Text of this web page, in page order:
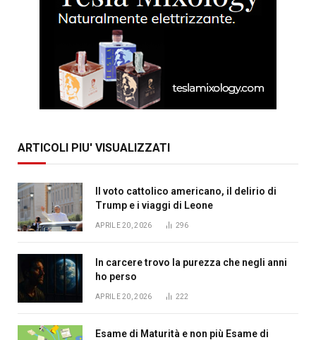
ARTICOLI PIU' VISUALIZZATI
Il voto cattolico americano, il delirio di
Trump e i viaggi di Leone
APRILE 20, 2026 296
In carcere trovo la purezza che negli anni
ho perso
APRILE 20, 2026 222
Esame di Maturità e non più Esame di